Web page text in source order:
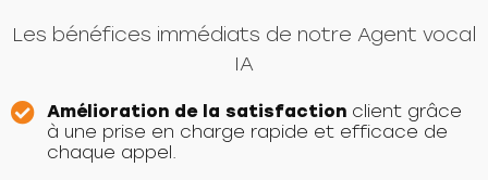
Les bénéfices immédiats de notre Agent vocal
IA
Amélioration de la satisfactionclient grâce
à une prise en charge rapide et efficace de
chaque appel.